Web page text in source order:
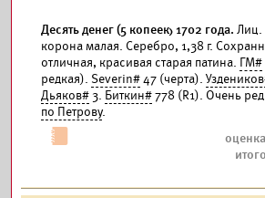
Десять денег (5 копеек) 1702 года. Лиц.
корона малая. Серебро, 1,38 г.
отличная, красивая старая патина. ГМ#
редкая). Severin#47 (черта).
Дьяков#3. Биткин#778 (R1). Очень
по Петрову.